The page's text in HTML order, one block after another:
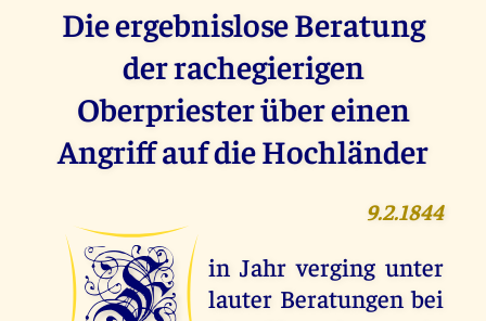
Die ergebnislose Beratung
der rachegierigen
Oberpriester über einen
Angriff auf die Hochländer
9.2.1844
E
in Jahr verging unter
lauter Beratungen bei